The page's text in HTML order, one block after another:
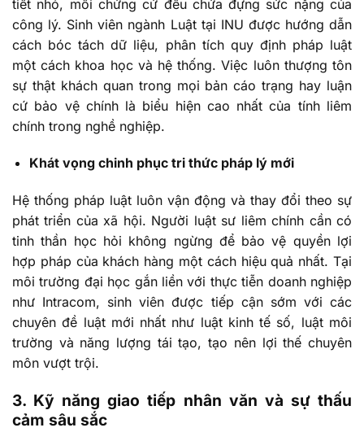
tiết nhỏ, mỗi chứng cứ đều chứa đựng sức nặng của
công lý. Sinh viên ngành Luật tại INU được hướng dẫn
cách bóc tách dữ liệu, phân tích quy định pháp luật
một cách khoa học và hệ thống. Việc luôn thượng tôn
sự thật khách quan trong mọi bản cáo trạng hay luận
cứ bảo vệ chính là biểu hiện cao nhất của tính liêm
chính trong nghề nghiệp.
Khát vọng chinh phục tri thức pháp lý mới
Hệ thống pháp luật luôn vận động và thay đổi theo sự
phát triển của xã hội. Người luật sư liêm chính cần có
tinh thần học hỏi không ngừng để bảo vệ quyền lợi
hợp pháp của khách hàng một cách hiệu quả nhất. Tại
môi trường đại học gắn liền với thực tiễn doanh nghiệp
như Intracom, sinh viên được tiếp cận sớm với các
chuyên đề luật mới nhất như luật kinh tế số, luật môi
trường và năng lượng tái tạo, tạo nên lợi thế chuyên
môn vượt trội.
3. Kỹ năng giao tiếp nhân văn và sự thấu
cảm sâu sắc